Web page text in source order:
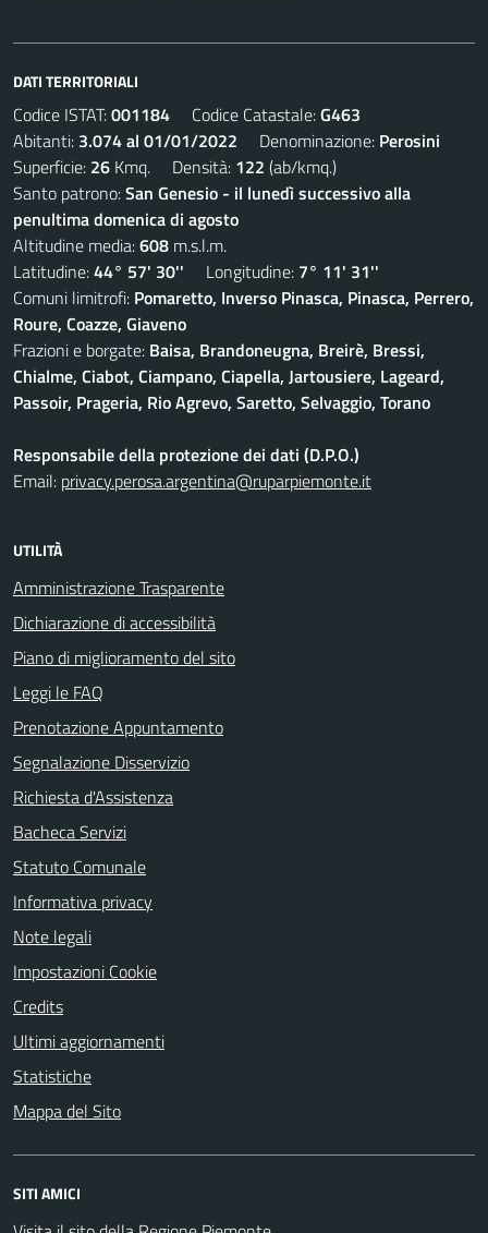
DATI TERRITORIALI
Codice ISTAT:001184 Codice Catastale:G463
Abitanti: 3.074 al 01/01/2022 Denominazione: Perosini
Superficie: 26 Kmq. Densità: 122 (ab/kmq.)
Santo patrono:San Genesio - il lunedì successivo alla
penultima domenica di agosto
Altitudine media:608 m.s.l.m.
Latitudine:44° 57' 30'' Longitudine: 7° 11' 31''
Comuni limitrofi: Pomaretto, Inverso Pinasca, Pinasca, Perrero,
Roure, Coazze, Giaveno
Frazioni e borgate: Baisa, Brandoneugna, Breirè, Bressi,
Chialme, Ciabot, Ciampano, Ciapella, Jartousiere, Lageard,
Passoir, Prageria, Rio Agrevo, Saretto, Selvaggio, Torano
Responsabile della protezione dei dati (D.P.O.)
Email: privacy.perosa.argentina@ruparpiemonte.it
UTILITÀ
Amministrazione Trasparente
Dichiarazione di accessibilità
Piano di miglioramento del sito
Leggi le FAQ
Prenotazione Appuntamento
Segnalazione Disservizio
Richiesta d'Assistenza
Bacheca Servizi
Statuto Comunale
Informativa privacy
Note legali
Impostazioni Cookie
Credits
Ultimi aggiornamenti
Statistiche
Mappa del Sito
SITI AMICI